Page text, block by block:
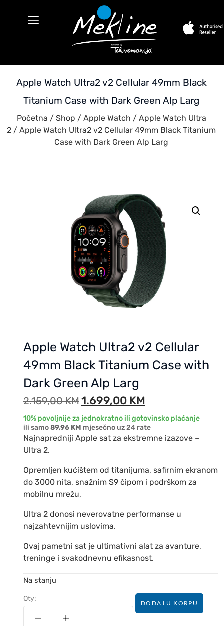
Apple Watch Ultra2 v2 Cellular 49mm Black
Titanium Case with Dark Green Alp Larg
Početna / Shop / Apple Watch / Apple Watch Ultra
2 / Apple Watch Ultra2 v2 Cellular 49mm Black Titanium
Case with Dark Green Alp Larg
Apple Watch Ultra2 v2 Cellular
49mm Black Titanium Case with
Dark Green Alp Larg
2.159,00KM1.699,00 KM
10% povoljnije za jednokratno ili gotovinsko plaćanje
ili samo89,96 KM mjesečno uz 24 rate
Najnapredniji Apple sat za ekstremne izazove –
Ultra 2.
Opremljen kućištem od titanijuma, safirnim ekranom
do 3000 nita, snažnim S9 čipom i podrškom za
mobilnu mrežu,
Ultra 2 donosi neverovatne performanse u
najzahtevnijim uslovima.
Ovaj pametni sat je ultimativni alat za avanture,
treninge i svakodnevnu efikasnost.
Na stanju
Qty:
DODAJ U KORPU